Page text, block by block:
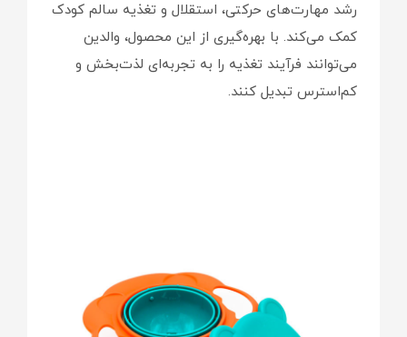
رشد مهارت‌های حرکتی، استقلال و تغذیه سالم کودک
کمک می‌کند. با بهره‌گیری از این محصول، والدین
می‌توانند فرآیند تغذیه را به تجربه‌ای لذت‌بخش و
کم‌استرس تبدیل کنند.